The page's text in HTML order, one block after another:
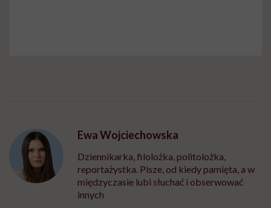
Ewa Wojciechowska
Dziennikarka, filolożka, politolożka,
reportażystka. Pisze, od kiedy pamięta, a w
międzyczasie lubi słuchać i obserwować
innych